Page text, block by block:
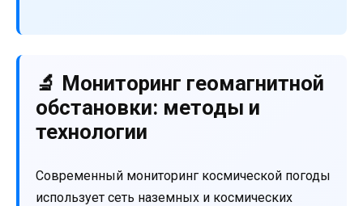
🔬 Мониторинг геомагнитной
обстановки: методы и
технологии
Современный мониторинг космической погоды
использует сеть наземных и космических